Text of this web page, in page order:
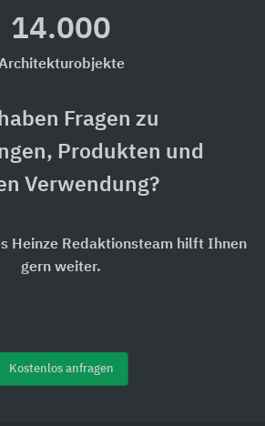
14.000
Fragen zu
Produkten und
Verwendung?
Heinze Redaktionsteam hilft Ihnen
gern weiter.
Kostenlos anfragen